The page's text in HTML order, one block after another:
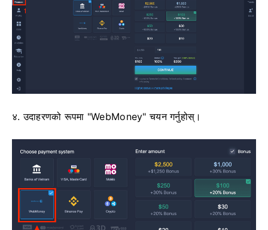
४. उदाहरणको रूपमा "WebMoney" चयन गर्नुहोस्।